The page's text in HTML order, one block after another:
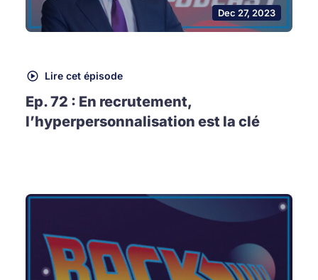
Dec 27, 2023
Lire cet épisode
Ep. 72 : En recrutement,
l’hyperpersonnalisation est la clé